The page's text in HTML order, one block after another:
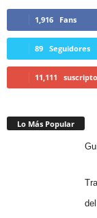
1,916 Fans
89 Seguidores
11,111
Lo Más Popular